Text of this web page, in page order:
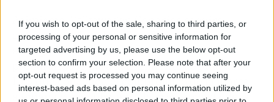
If you wish to opt-out of the sale, sharing to third parties, or
processing of your personal or sensitive information for
targeted advertising by us, please use the below opt-out
section to confirm your selection. Please note that after your
opt-out request is processed you may continue seeing
interest-based ads based on personal information utilized by
Asimismo, Volkswagen Canarias seguirá
ondeando la bandera de la innovación
ecológica con sus vehículos eléctricos y
preparándose para la inminente llegada del
ID.3 que consolida el compromiso de la marca
alemana con el planeta y la gran apuesta de la